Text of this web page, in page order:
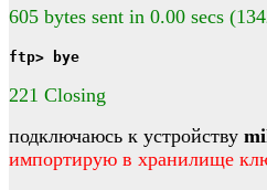
605 bytes sent in 0.00 secs
ftp> bye
221 Closing
подключаюсь к устройству
импортирую в хранилище